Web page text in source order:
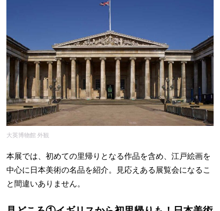
大英博物館 外観
本展では、初めての里帰りとなる作品を含め、江戸絵画を
中心に日本美術の名品を紹介。見応えある展覧会になるこ
と間違いありません。